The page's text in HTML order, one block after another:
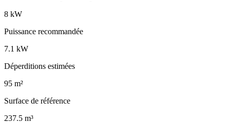
8 kW
Puissance recommandée
7.1 kW
Déperditions estimées
95 m²
Surface de référence
237.5 m³